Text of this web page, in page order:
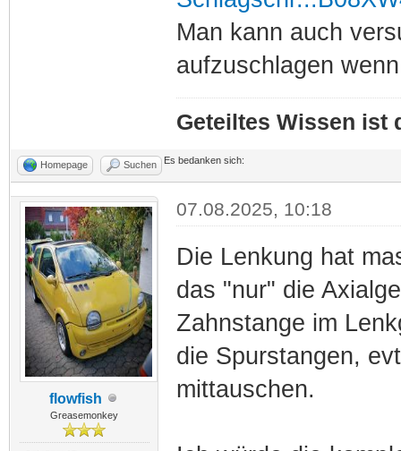
Man kann auch
aufzuschlagen
Geteiltes Wissen ist
Homepage Suchen Es bedanken sich:
flowfish
Greasemonkey
07.08.2025, 10:18
Die Lenkung hat
das "nur" die
Zahnstange im
die Spurstangen,
mittauschen.